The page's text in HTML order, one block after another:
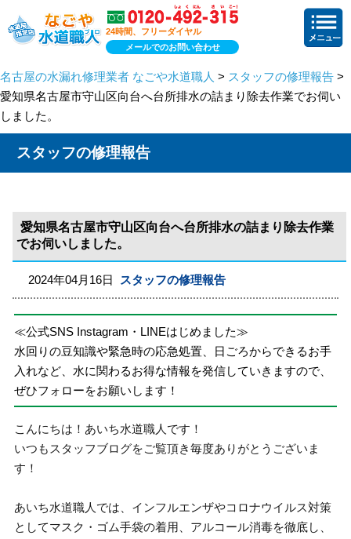
24時間、フリーダイヤル
メールでのお問い合わせ
名古屋の水漏れ修理業者 なごや水道職人 > スタッフの修理報告 >
愛知県名古屋市守山区向台へ台所排水の詰まり除去作業でお伺い
しました。
スタッフの修理報告
愛知県名古屋市守山区向台へ台所排水の詰まり除去作業
でお伺いしました。
2024年04月16日 スタッフの修理報告
≪公式SNS Instagram・LINEはじめました≫
水回りの豆知識や緊急時の応急処置、日ごろからできるお手
入れなど、水に関わるお得な情報を発信していきますので、
ぜひフォローをお願いします！
こんにちは！あいち水道職人です！
いつもスタッフブログをご覧頂き毎度ありがとうございま
す！
あいち水道職人では、インフルエンザやコロナウイルス対策
としてマスク・ゴム手袋の着用、アルコール消毒を徹底し、